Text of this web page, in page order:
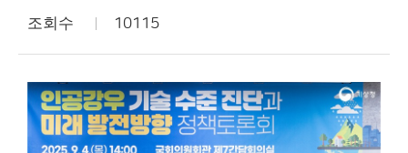
조회수 10115